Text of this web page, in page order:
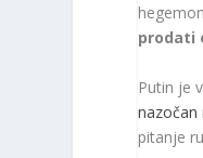
prodati
Putin je
nazočan
pitanje